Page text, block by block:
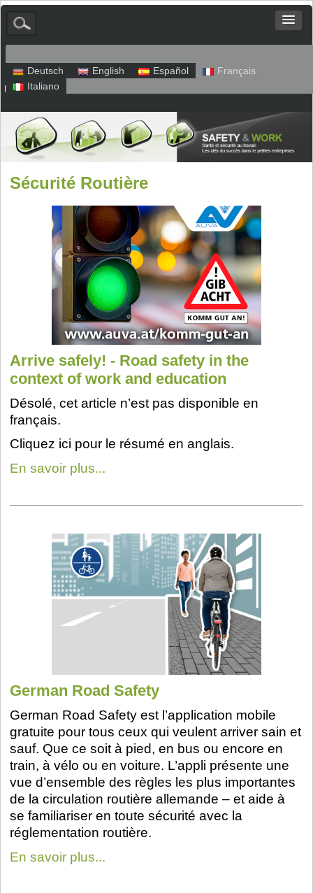
Deutsch English Español
Français
Italiano
Plan du site
Sécurité Routière
Arrive safely! - Road safety in the
context of work and education
Désolé, cet article n’est pas disponible en
français.
Cliquez ici pour le résumé en anglais.
En savoir plus...
German Road Safety
German Road Safety est l’application mobile
gratuite pour tous ceux qui veulent arriver sain et
sauf. Que ce soit à pied, en bus ou encore en
train, à vélo ou en voiture. L’appli présente une
vue d’ensemble des règles les plus importantes
de la circulation routière allemande – et aide à
se familiariser en toute sécurité avec la
réglementation routière.
En savoir plus...